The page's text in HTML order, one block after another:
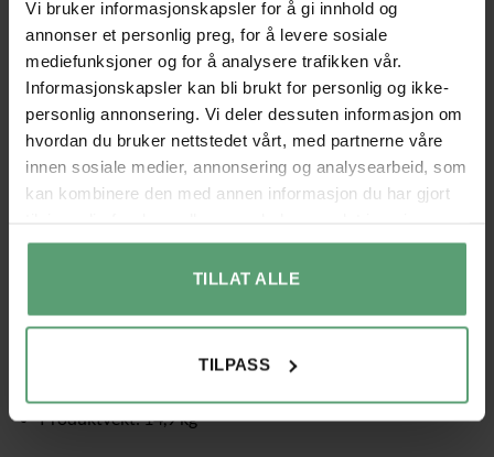
Vi bruker informasjonskapsler for å gi innhold og
annonser et personlig preg, for å levere sosiale
mediefunksjoner og for å analysere trafikken vår.
Informasjonskapsler kan bli brukt for personlig og ikke-
personlig annonsering. Vi deler dessuten informasjon om
hvordan du bruker nettstedet vårt, med partnerne våre
innen sosiale medier, annonsering og analysearbeid, som
kan kombinere den med annen informasjon du har gjort
din bruk av tjenestene deres.
TILLAT ALLE
TILPASS
Kompakt kloretre for å gjemme seg, sove og døse – egnet
for alle katteraser
Med et stort lekehus og sovesal: med tre åpninger for å
leke, gjemme seg og gå ut.
Ekstremt stabilt:takket være stor og tung bunnplate
Produktstørrelse: 66 x 42 x 88 cm (L x B x H)
Produktvekt: 14,9 kg